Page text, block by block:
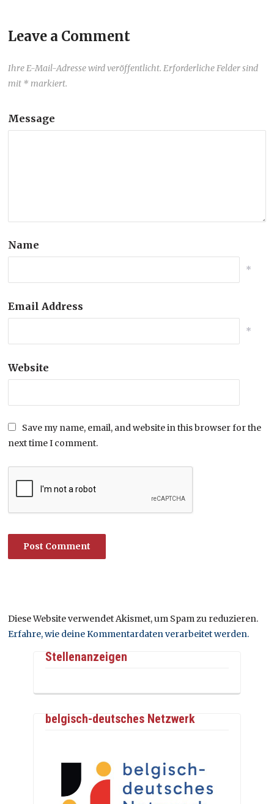
Leave a Comment
Ihre E-Mail-Adresse wird veröffentlicht. Erforderliche Felder sind
mit * markiert.
Message
Name
*
Email Address
*
Website
Save my name, email, and website in this browser for the
next time I comment.
Diese Website verwendet Akismet, um Spam zu reduzieren.
Erfahre, wie deine Kommentardaten verarbeitet werden.
Stellenanzeigen
belgisch-deutsches Netzwerk